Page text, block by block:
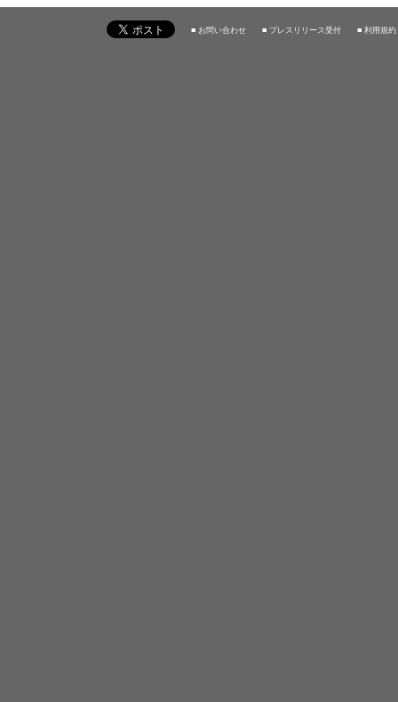
■ お問い合わせ ■ プレスリリース受付 ■ 利用規約